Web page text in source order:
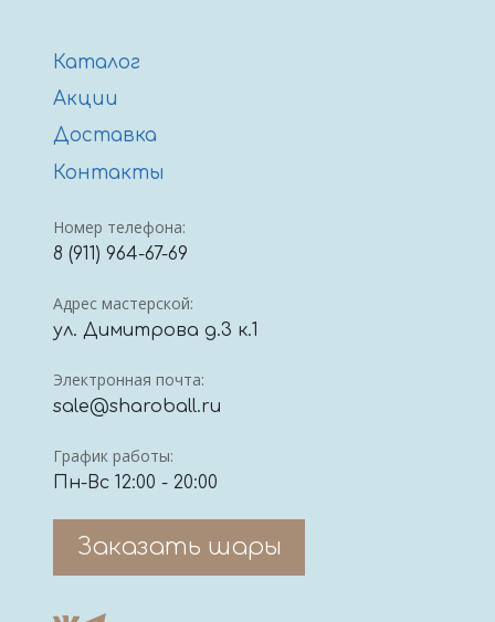
Каталог
Акции
Доставка
Контакты
Номер телефона:
8 (911) 964-67-69
Адрес мастерской:
ул. Димитрова д.3 к.1
Электронная почта:
sale@sharoball.ru
График работы:
Пн-Вс 12:00 - 20:00
Заказать шары